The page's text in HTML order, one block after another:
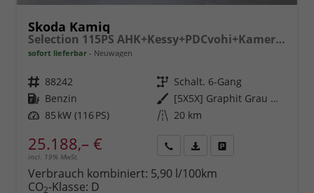
Skoda Kamiq
Selection 115PS AHK+Kessy+PDCvohi+Kamera+Climatronic+AppConnect+Sitzheizung
sofort lieferbar Neuwagen
Fahrzeugnr. 88242 Getriebe Schalt. 6-Gang
Kraftstoff Benzin Außenfarbe
[5X5X] Graphit Grau Metallic
Leistung 85 kW (116 PS) Kilometerstand 20 km
25.188,– €
incl. 19% MwSt.
anfordern
Datei,
Verbrauch kombiniert: 5,90 l/100km
CO2-Klasse: D